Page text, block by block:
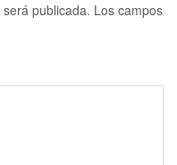
publicada. Los campos